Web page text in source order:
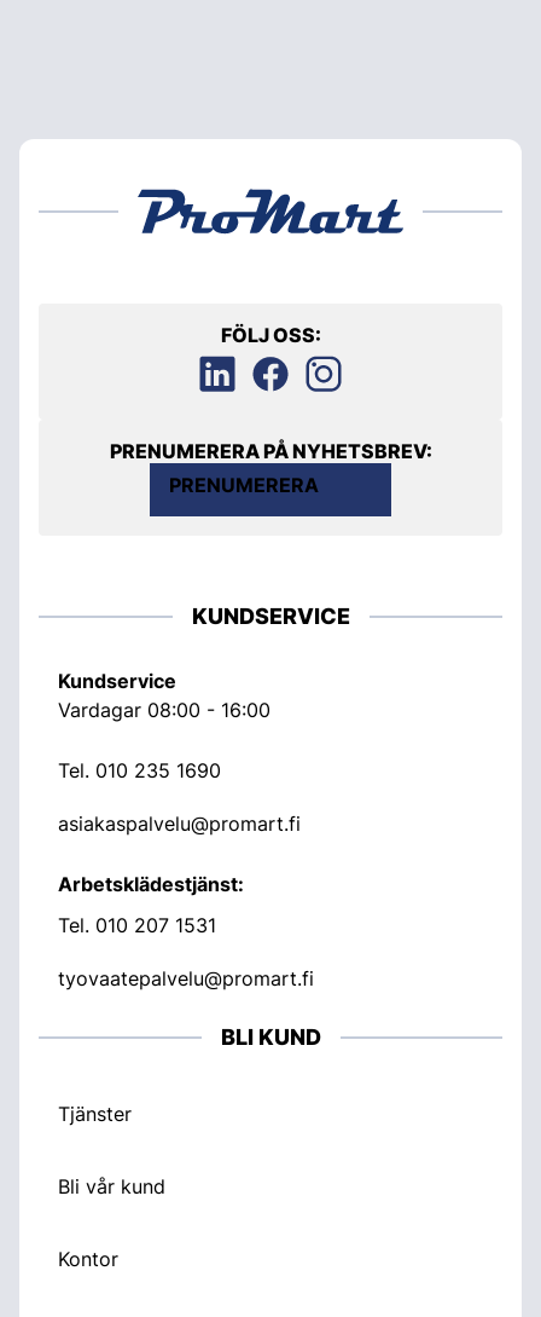
FÖLJ OSS:
PRENUMERERA PÅ NYHETSBREV:
PRENUMERERA
KUNDSERVICE
Kundservice
Vardagar 08:00 - 16:00
Tel. 010 235 1690
asiakaspalvelu@promart.fi
Arbetsklädestjänst:
Tel. 010 207 1531
tyovaatepalvelu@promart.fi
BLI KUND
Tjänster
Bli vår kund
Kontor